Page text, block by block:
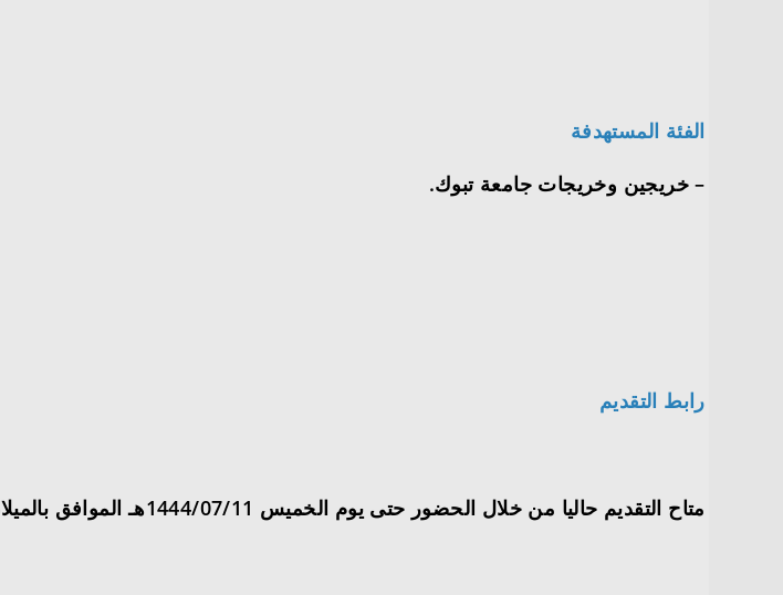
الفئة المستهدفة
– خريجين وخريجات جامعة تبوك.
رابط التقديم
متاح التقديم حاليا من خلال الحضور حتى يوم الخميس 1444/07/11هـ الموافق بالميلادي 2023-02-02م. في الصالة الرياضية بالمدينة الجامعية.